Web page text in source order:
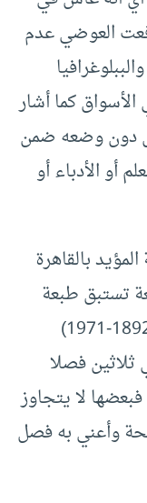
العوضي عدم
كما أشار
دون وضعه ضمن
أو الأدباء أو
بالقاهرة
تستبق طبعة
المستشرق الألماني هيلموت ريتر ( 1892-1971)
ثلاثين فصلا
لا يتجاوز
وأعني به فصل